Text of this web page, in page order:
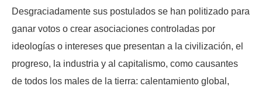
Desgraciadamente sus postulados se han politizado para
ganar votos o crear asociaciones controladas por
ideologías o intereses que presentan a la civilización, el
progreso, la industria y al capitalismo, como causantes
de todos los males de la tierra: calentamiento global,